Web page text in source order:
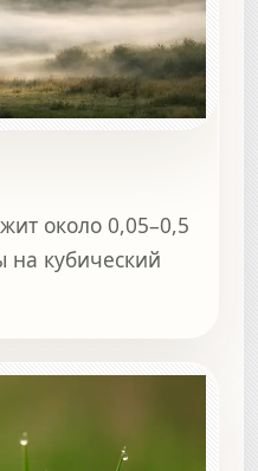
около 0,05–0,5
кубический